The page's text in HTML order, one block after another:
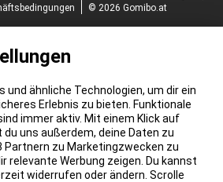
© 2026 Gomibo.at
und ähnliche Technologien, um dir ein
Erlebnis zu bieten. Funktionale
immer aktiv. Mit einem Klick auf
du uns außerdem, deine Daten zu
Partnern zu Marketingzwecken zu
relevante Werbung zeigen. Du kannst
widerrufen oder ändern. Scrolle